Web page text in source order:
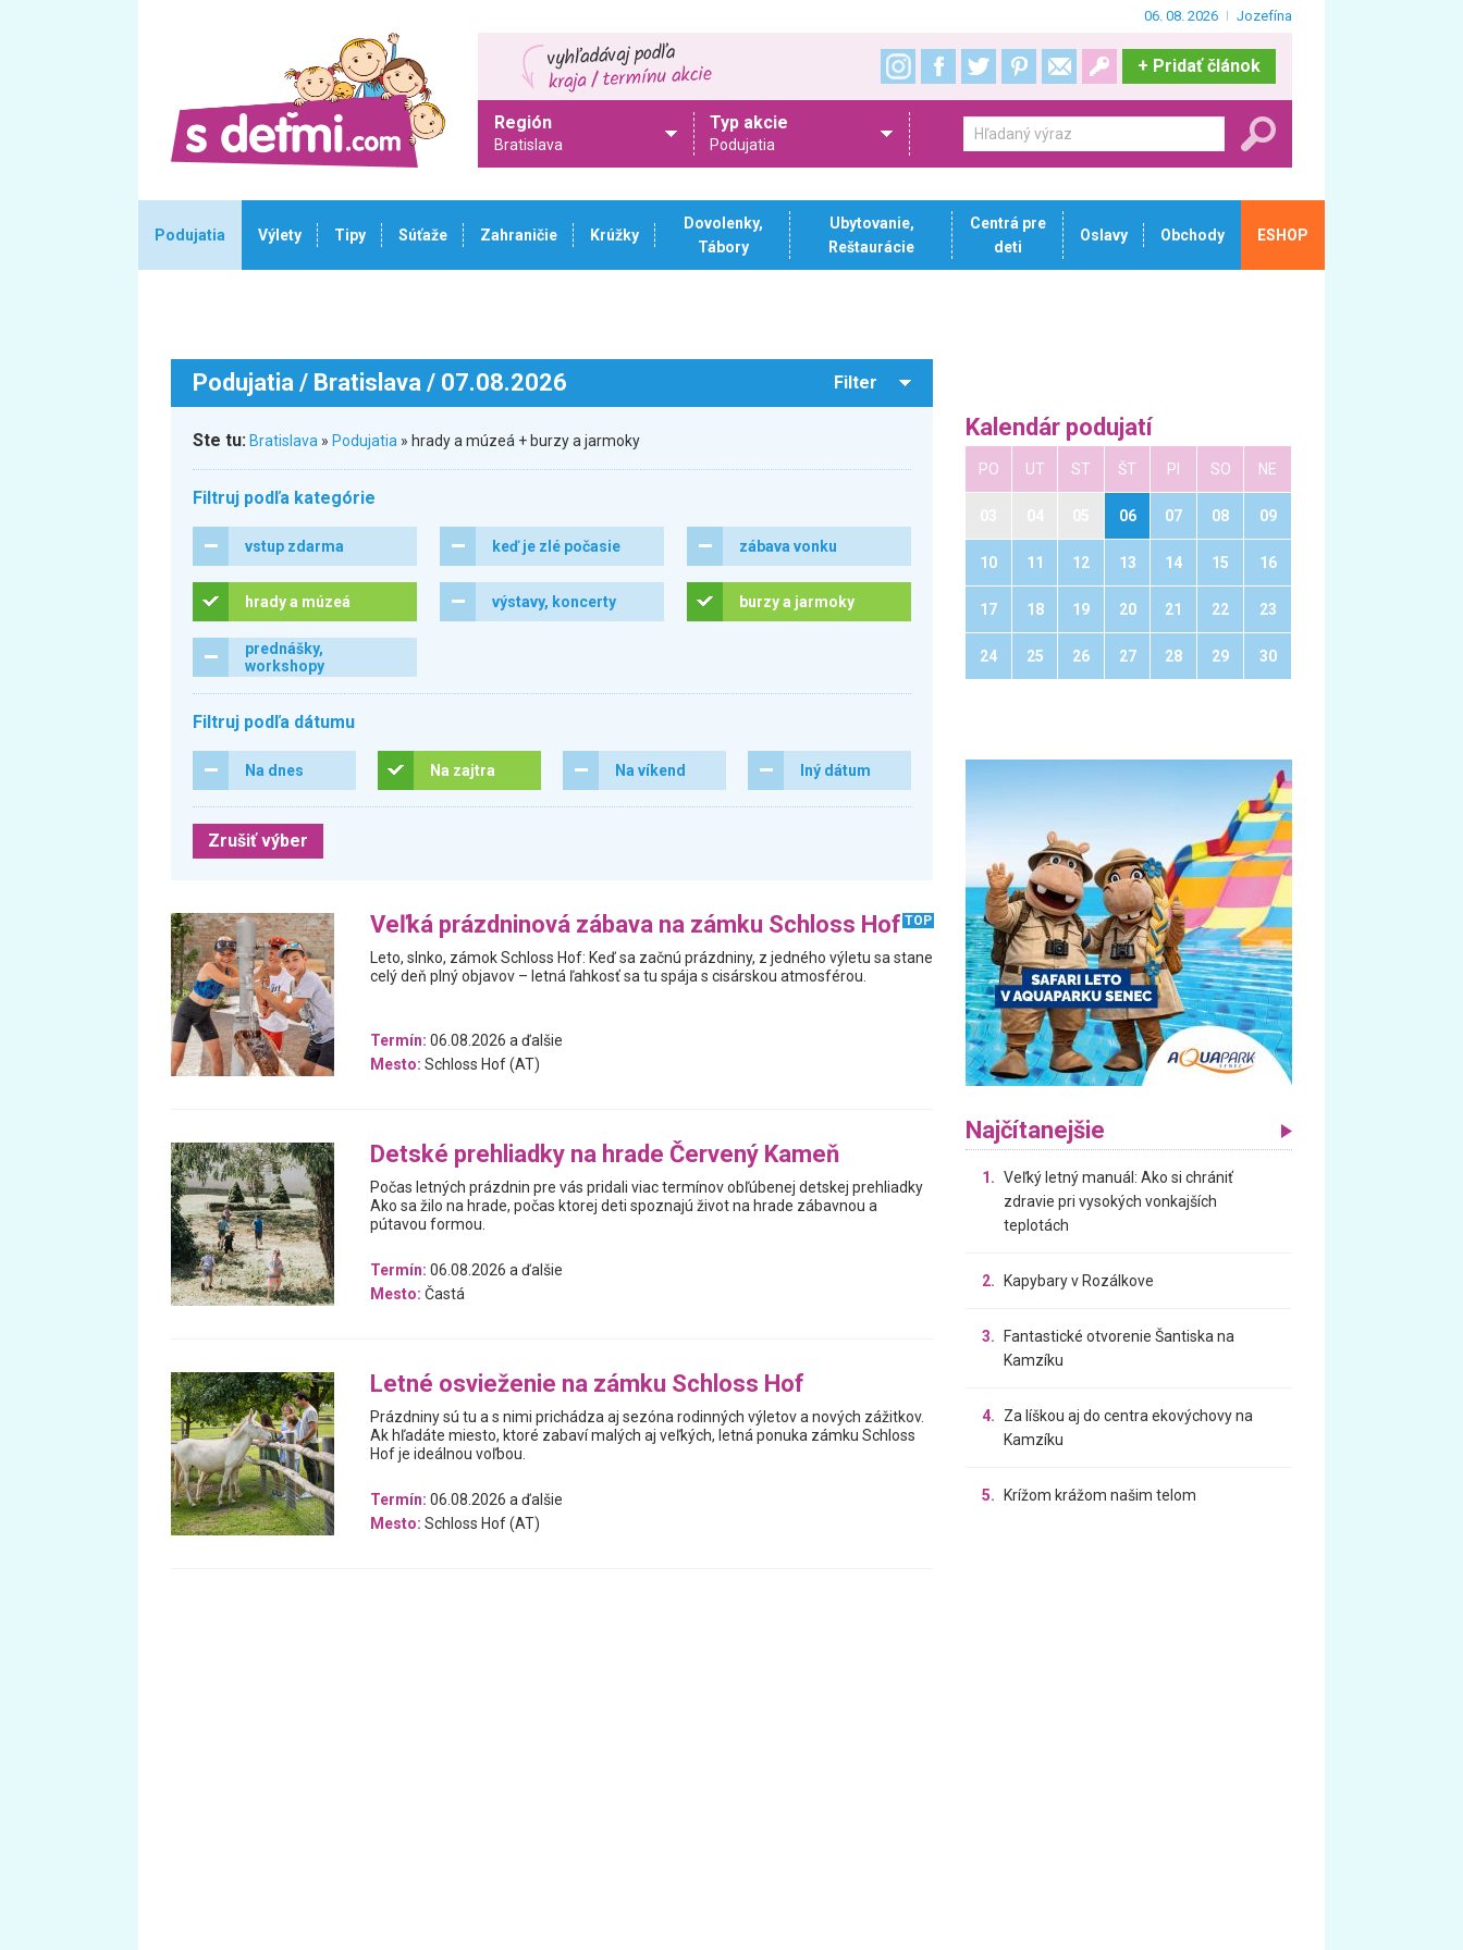
06. 08. 2026 Jozefína
+ Pridať článok
Región
Bratislava
Typ akcie
Podujatia
Podujatia Výlety Tipy Súťaže Zahraničie Krúžky
Dovolenky,
Tábory
Ubytovanie,
Reštaurácie
Centrá pre
deti
Oslavy Obchody ESHOP
Podujatia / Bratislava / 07.08.2026 Filter
Ste tu: Bratislava » Podujatia » hrady a múzeá + burzy a jarmoky
Filtruj podľa kategórie
vstup zdarma keď je zlé počasie zábava vonku
hrady a múzeá výstavy, koncerty burzy a jarmoky
prednášky,
workshopy
Filtruj podľa dátumu
Na dnes Na zajtra Na víkend Iný dátum
Zrušiť výber
Veľká prázdninová zábava na zámku Schloss Hof TOP
Leto, slnko, zámok Schloss Hof: Keď sa začnú prázdniny, z jedného výletu sa stane
celý deň plný objavov – letná ľahkosť sa tu spája s cisárskou atmosférou.
Termín: 06.08.2026 a ďalšie
Mesto: Schloss Hof (AT)
Detské prehliadky na hrade Červený Kameň
Počas letných prázdnin pre vás pridali viac termínov obľúbenej detskej prehliadky
Ako sa žilo na hrade, počas ktorej deti spoznajú život na hrade zábavnou a
pútavou formou.
Termín: 06.08.2026 a ďalšie
Mesto: Častá
Letné osvieženie na zámku Schloss Hof
Prázdniny sú tu a s nimi prichádza aj sezóna rodinných výletov a nových zážitkov.
Ak hľadáte miesto, ktoré zabaví malých aj veľkých, letná ponuka zámku Schloss
Hof je ideálnou voľbou.
Termín: 06.08.2026 a ďalšie
Mesto: Schloss Hof (AT)
Kalendár podujatí
PO UT ST ŠT PI SO NE
06 07 08 09
10 11 12 13 14 15 16
17 18 19 20 21 22 23
24 25 26 27 28 29 30
Najčítanejšie
1. Veľký letný manuál: Ako si chrániť
zdravie pri vysokých vonkajších
teplotách
2. Kapybary v Rozálkove
3.
Fantastické otvorenie Šantiska na
Kamzíku
4.
Za líškou aj do centra ekovýchovy na
Kamzíku
5. Krížom krážom našim telom